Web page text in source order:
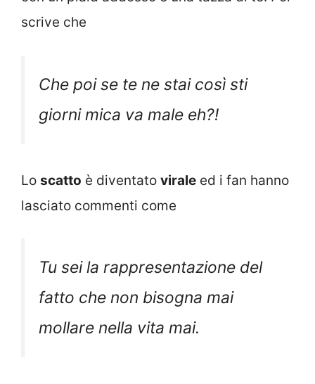
scrive che
Che poi se te ne stai così sti
giorni mica va male eh?!
Lo scatto è diventato virale ed i fan hanno
lasciato commenti come
Tu sei la rappresentazione del
fatto che non bisogna mai
mollare nella vita mai.